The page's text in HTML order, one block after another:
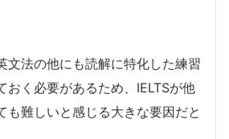
文法の他にも読解に特化した練習
おく必要があるため、IELTSが他
も難しいと感じる大きな要因だと